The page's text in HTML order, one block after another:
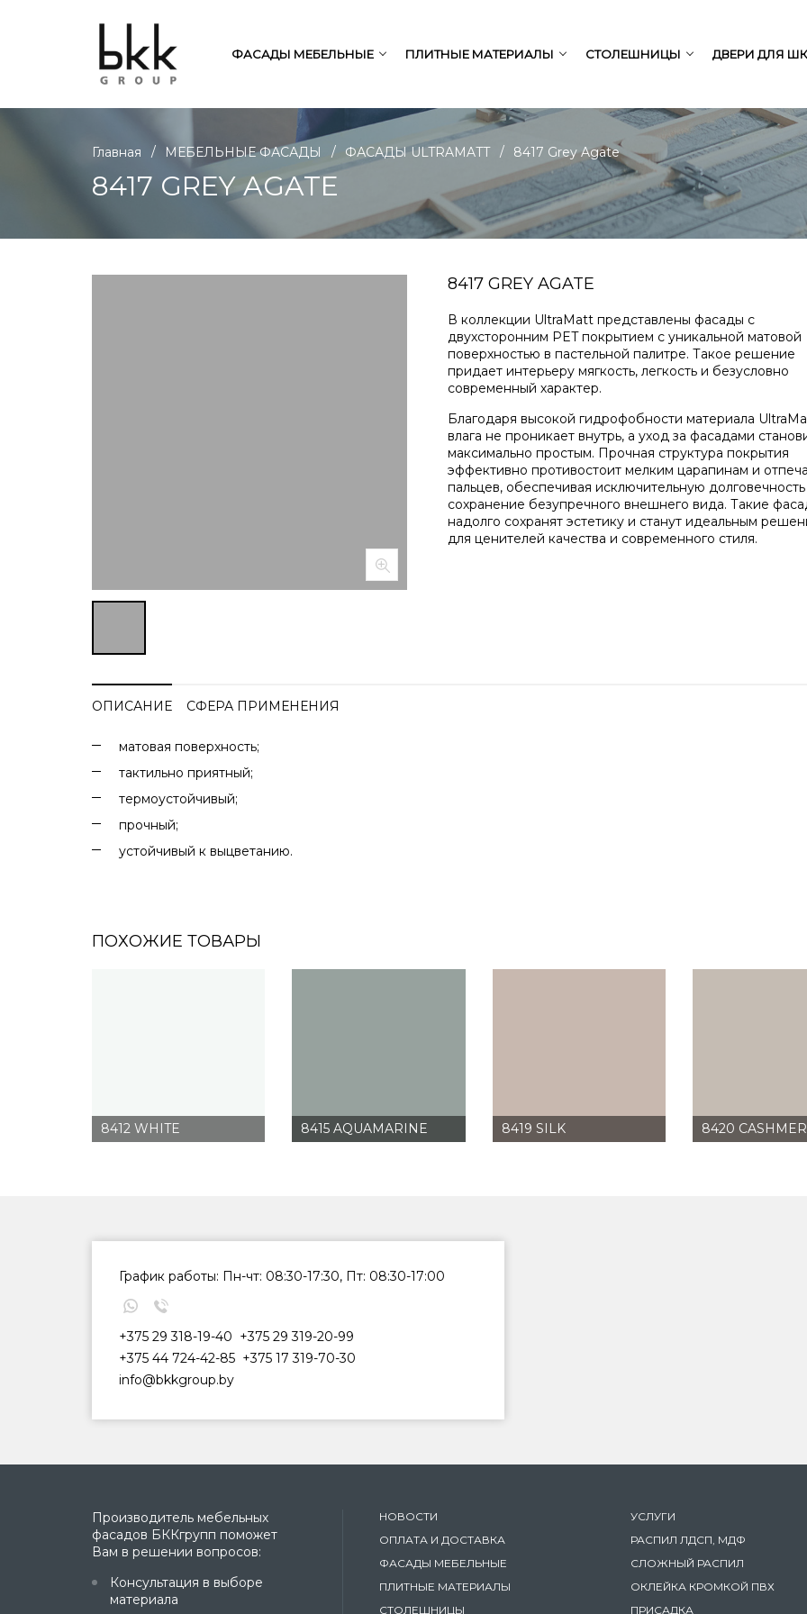
ФАСАДЫ МЕБЕЛЬНЫЕ ПЛИТНЫЕ МАТЕРИАЛЫ СТОЛЕШНИЦЫ ДВЕРИ ДЛЯ
Главная / МЕБЕЛЬНЫЕ ФАСАДЫ / ФАСАДЫ ULTRAMATT / 8417 Grey Agate
8417 GREY AGATE
8417 GREY AGATE
В коллекции UltraMatt представлены фасады с
двухсторонним PET покрытием с уникальной матовой
поверхностью в пастельной палитре. Такое решение
придает интерьеру мягкость, легкость и безусловно
современный характер.
Благодаря высокой гидрофобности материала
влага не проникает внутрь, а уход за фасадами
максимально простым. Прочная структура покрытия
эффективно противостоит мелким царапинам и
пальцев, обеспечивая исключительную
сохранение безупречного внешнего вида. Такие
надолго сохранят эстетику и станут идеальным
для ценителей качества и современного стиля.
ОПИСАНИЕ СФЕРА ПРИМЕНЕНИЯ
матовая поверхность;
тактильно приятный;
термоустойчивый;
прочный;
устойчивый к выцветанию.
ПОХОЖИЕ ТОВАРЫ
8412 WHITE 8415 AQUAMARINE 8419 SILK 8420
График работы: Пн-чт: 08:30-17:30, Пт: 08:30-17:00
+375 29 318-19-40 +375 29 319-20-99
+375 44 724-42-85 +375 17 319-70-30
info@bkkgroup.by
Производитель мебельных
фасадов БККгрупп поможет
Вам в решении вопросов:
Консультация в выборе
материала
НОВОСТИ
ОПЛАТА И ДОСТАВКА
ФАСАДЫ МЕБЕЛЬНЫЕ
ПЛИТНЫЕ МАТЕРИАЛЫ
СТОЛЕШНИЦЫ
УСЛУГИ
РАСПИЛ ЛДСП, МДФ
СЛОЖНЫЙ РАСПИЛ
ОКЛЕЙКА КРОМКОЙ ПВХ
ПРИСАДКА